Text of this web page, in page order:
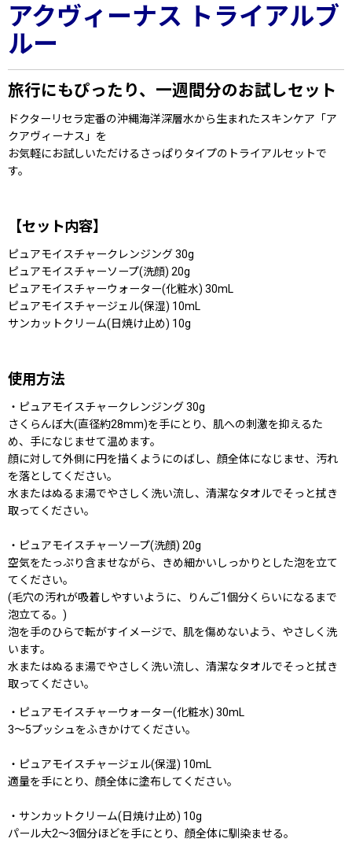
アクヴィーナス トライアルブ
ルー
旅行にもぴったり、一週間分のお試しセット
ドクターリセラ定番の沖縄海洋深層水から生まれたスキンケア「ア
クアヴィーナス」を
お気軽にお試しいただけるさっぱりタイプのトライアルセットで
す。
【セット内容】
ピュアモイスチャークレンジング 30g
ピュアモイスチャーソープ(洗顔) 20g
ピュアモイスチャーウォーター(化粧水) 30mL
ピュアモイスチャージェル(保湿) 10mL
サンカットクリーム(日焼け止め) 10g
使用方法
・ピュアモイスチャークレンジング 30g
さくらんぼ大(直径約28mm)を手にとり、肌への刺激を抑えるた
め、手になじませて温めます。
顔に対して外側に円を描くようにのばし、顔全体になじませ、汚れ
を落としてください。
水またはぬるま湯でやさしく洗い流し、清潔なタオルでそっと拭き
取ってください。
・ピュアモイスチャーソープ(洗顔) 20g
空気をたっぷり含ませながら、きめ細かいしっかりとした泡を立て
てください。
(毛穴の汚れが吸着しやすいように、りんご1個分くらいになるまで
泡立てる。)
泡を手のひらで転がすイメージで、肌を傷めないよう、やさしく洗
います。
水またはぬるま湯でやさしく洗い流し、清潔なタオルでそっと拭き
取ってください。
・ピュアモイスチャーウォーター(化粧水) 30mL
3〜5プッシュをふきかけてください。
・ピュアモイスチャージェル(保湿) 10mL
適量を手にとり、顔全体に塗布してください。
・サンカットクリーム(日焼け止め) 10g
パール大2〜3個分ほどを手にとり、顔全体に馴染ませる。